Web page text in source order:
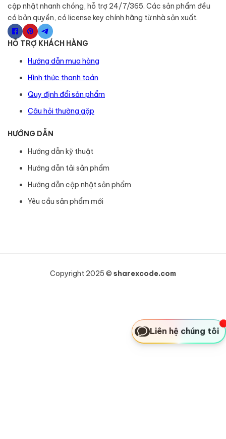
cập nhật nhanh chóng, hỗ trợ 24/7/365. Các sản phẩm đều
có bản quyền, có license key chính hãng từ nhà sản xuất.
HỖ TRỢ KHÁCH HÀNG
Hướng dẫn mua hàng
Hình thức thanh toán
Quy định đổi sản phẩm
Câu hỏi thường gặp
HƯỚNG DẪN
Hướng dẫn kỹ thuật
Hướng dẫn tải sản phẩm
Hướng dẫn cập nhật sản phẩm
Yêu cầu sản phẩm mới
Copyright 2025 © sharexcode.com
Liên hệ chúng tôi